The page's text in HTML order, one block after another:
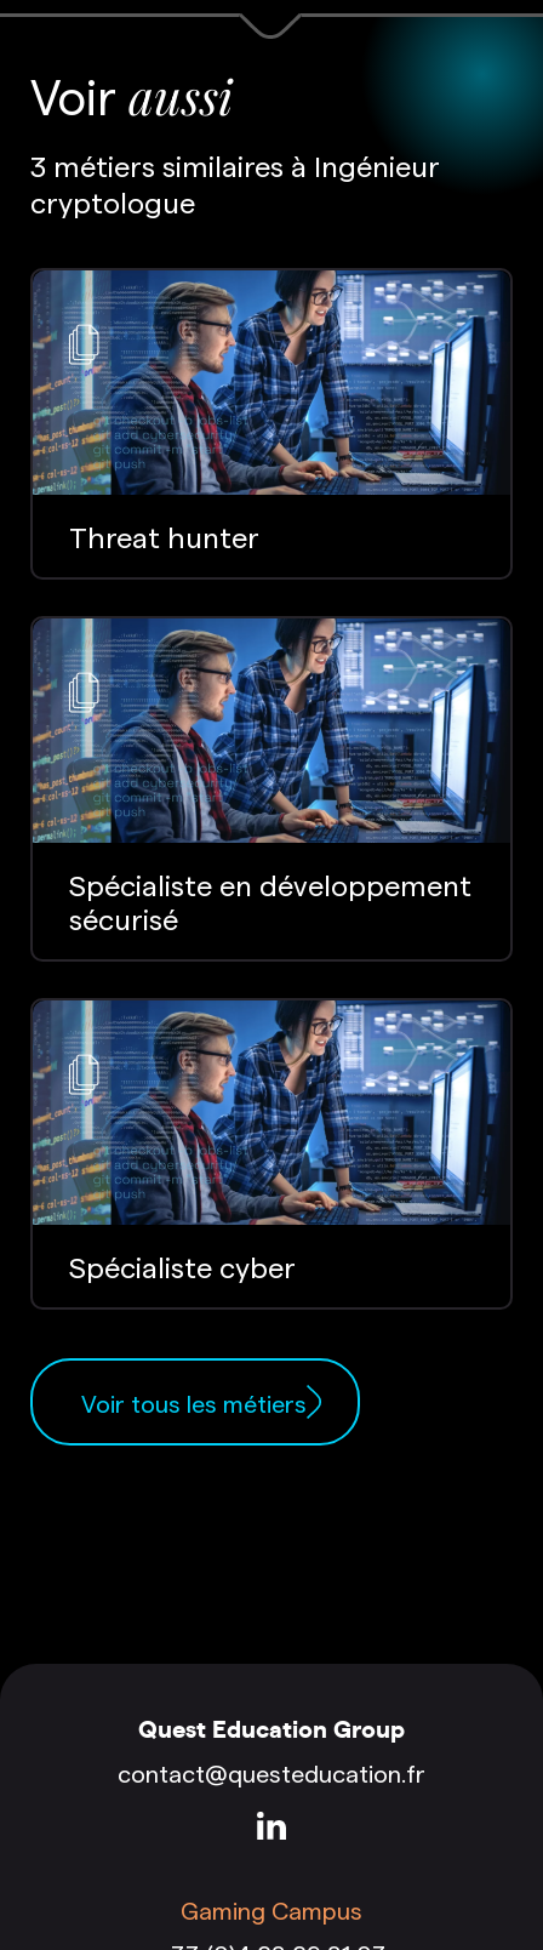
Voir aussi
3 métiers similaires à Ingénieur
cryptologue
Threat hunter
Spécialiste en développement
sécurisé
Spécialiste cyber
Voir tous les métiers
Quest Education Group
contact@questeducation.fr
Gaming Campus